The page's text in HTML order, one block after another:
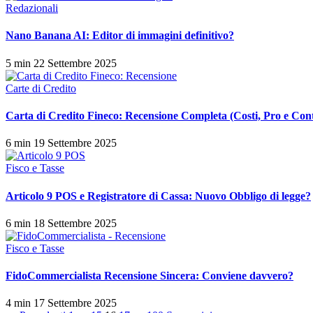
Redazionali
Nano Banana AI: Editor di immagini definitivo?
5 min 22 Settembre 2025
Carte di Credito
Carta di Credito Fineco: Recensione Completa (Costi, Pro e
6 min 19 Settembre 2025
Fisco e Tasse
Articolo 9 POS e Registratore di Cassa: Nuovo Obbligo di legge?
6 min 18 Settembre 2025
Fisco e Tasse
FidoCommercialista Recensione Sincera: Conviene davvero?
4 min 17 Settembre 2025